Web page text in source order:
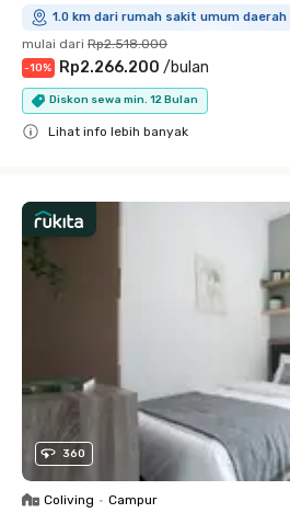
1.0 km dari rumah sakit umum
mulai dari Rp2.518.000
-10% Rp2.266.200 /bulan
Diskon sewa min. 12 Bulan
Lihat info lebih banyak
360
Coliving • Campur